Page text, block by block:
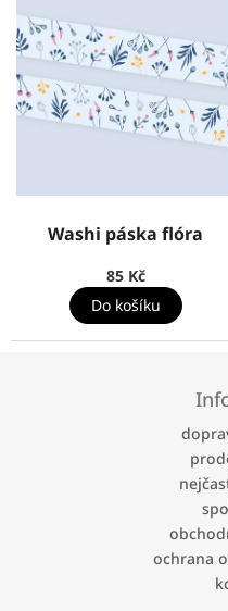
Washi páska flóra
85 Kč
Do košíku
ochrana